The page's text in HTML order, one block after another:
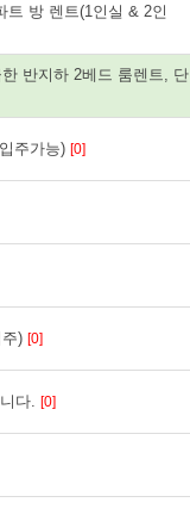
트 방 렌트(1인실 & 2인
반지하 2베드 룸렌트, 단
주가능) [0]
) [0]
다. [0]